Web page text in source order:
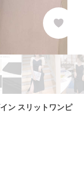
ン スリットワンピ